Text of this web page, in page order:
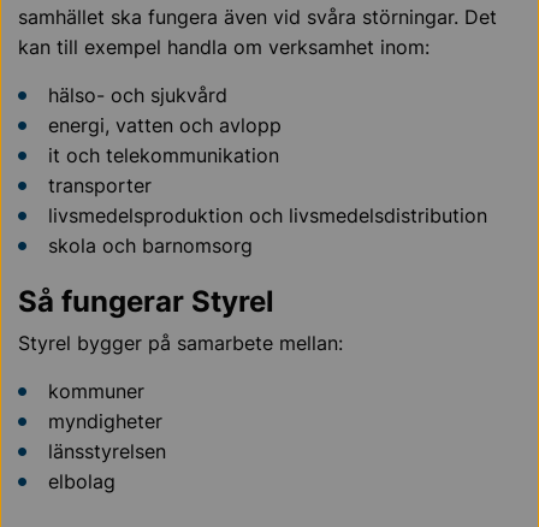
samhället ska fungera även vid svåra störningar. Det
kan till exempel handla om verksamhet inom:
hälso- och sjukvård
energi, vatten och avlopp
it och telekommunikation
transporter
livsmedelsproduktion och livsmedelsdistribution
skola och barnomsorg
Så fungerar Styrel
Styrel bygger på samarbete mellan:
kommuner
myndigheter
länsstyrelsen
elbolag